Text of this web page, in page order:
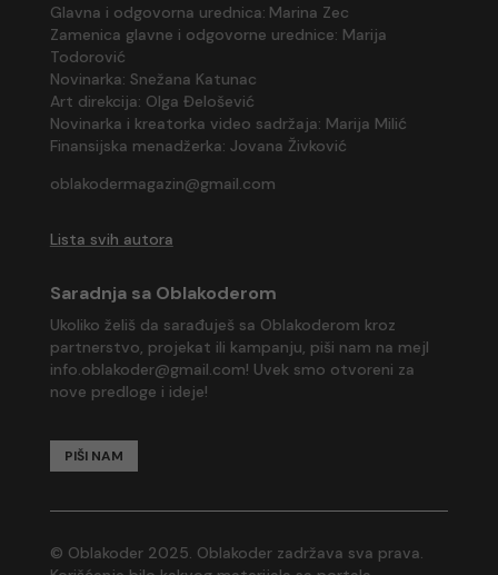
Glavna i odgovorna urednica: Marina Zec
Zamenica glavne i odgovorne urednice: Marija
Todorović
Novinarka: Snežana Katunac
Art direkcija: Olga Đelošević
Novinarka i kreatorka video sadržaja: Marija Milić
Finansijska menadžerka: Jovana Živković
oblakodermagazin@gmail.com
Lista svih autora
Saradnja sa Oblakoderom
Ukoliko želiš da sarađuješ sa Oblakoderom kroz
partnerstvo, projekat ili kampanju, piši nam na mejl
info.oblakoder@gmail.com! Uvek smo otvoreni za
nove predloge i ideje!
PIŠI NAM
© Oblakoder 2025. Oblakoder zadržava sva prava.